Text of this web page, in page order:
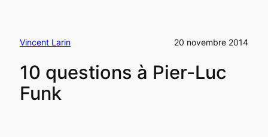
Vincent Larin 20 novembre 2014
10 questions à Pier-Luc
Funk